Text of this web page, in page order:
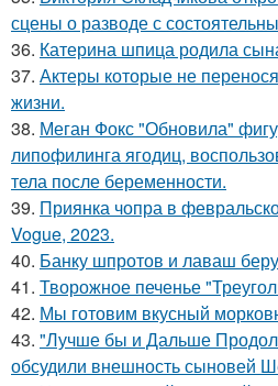
сцены о разводе с
36. Катерина шпица родила
37. Актеры которые не
жизни.
38. Меган Фокс "Обновила"
липофилинга ягодиц,
тела после беременности.
39. Приянка чопра в
Vogue, 2023.
40. Банку шпротов и лаваш
41. Творожное печенье
42. Мы готовим вкусный
43. "Лучше бы и Дальше
обсудили внешность сыновей